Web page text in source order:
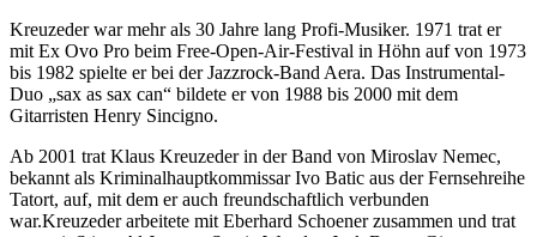
Kreuzeder war mehr als 30 Jahre lang Profi-Musiker. 1971 trat er
mit Ex Ovo Pro beim Free-Open-Air-Festival in Höhn auf von 1973
bis 1982 spielte er bei der Jazzrock-Band Aera. Das Instrumental-
Duo „sax as sax can“ bildete er von 1988 bis 2000 mit dem
Gitarristen Henry Sincigno.
Ab 2001 trat Klaus Kreuzeder in der Band von Miroslav Nemec,
bekannt als Kriminalhauptkommissar Ivo Batic aus der Fernsehreihe
Tatort, auf, mit dem er auch freundschaftlich verbunden
war.Kreuzeder arbeitete mit Eberhard Schoener zusammen und trat